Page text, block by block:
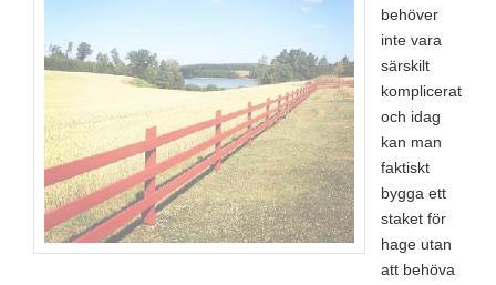
behöver
inte vara
särskilt
komplicerat
och idag
kan man
faktiskt
bygga ett
staket för
hage utan
att behöva